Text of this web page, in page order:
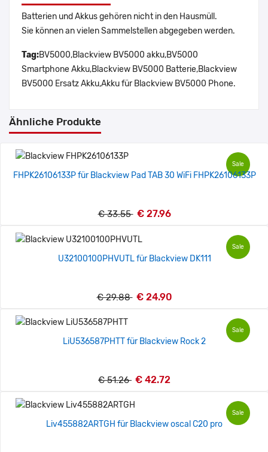
Batterien und Akkus gehören nicht in den Hausmüll.
Sie können an vielen Sammelstellen abgegeben werden.
Tag:BV5000,Blackview BV5000 akku,BV5000
Smartphone Akku,Blackview BV5000 Batterie,Blackview
BV5000 Ersatz Akku,Akku für Blackview BV5000 Phone.
Ähnliche Produkte
Sale
FHPK26106133P für Blackview Pad TAB 30 WiFi FHPK26106133P
€ 33.55 € 27.96
Sale
U32100100PHVUTL für Blackview DK111
€ 29.88 € 24.90
Sale
LiU536587PHTT für Blackview Rock 2
€ 51.26 € 42.72
Sale
Liv455882ARTGH für Blackview oscal C20 pro